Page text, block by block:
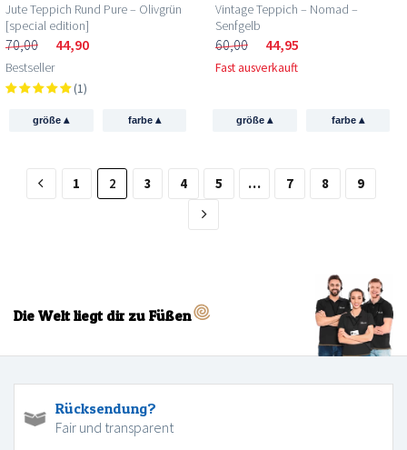
Jute Teppich Rund Pure – Olivgrün
[special edition]
70,00 44,90
Bestseller
(1)
größe▴ farbe ▴
Vintage Teppich – Nomad –
Senfgelb
60,00 44,95
Fast ausverkauft
größe▴ farbe ▴
1 2 3 4 5 … 7 8 9
Die Welt liegt dir zu Füßen
Rücksendung?
Fair und transparent